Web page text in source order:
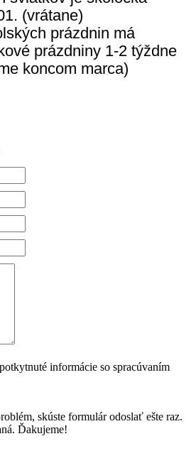
(vrátane)
prázdnin má
prázdniny 1-2 týždne
koncom marca)
informácie so spracúvaním
skúste formulár odoslať ešte raz.
Ďakujeme!